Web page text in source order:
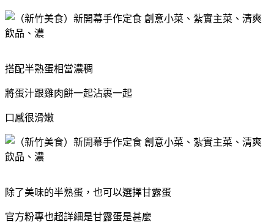
搭配半熟蛋相當濃稠
將蛋汁跟雞肉餅一起沾裹一起
口感很滑嫩
除了美味的半熟蛋，也可以選擇甘露蛋
官方粉專也超詳細是甘露蛋是甚麼